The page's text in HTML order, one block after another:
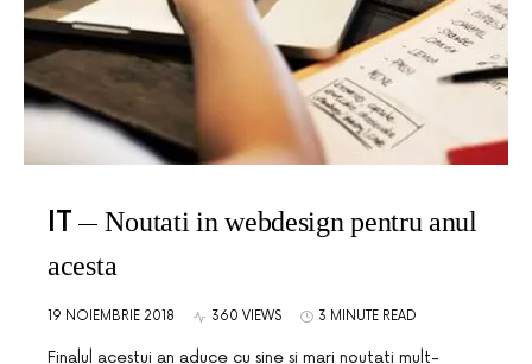
IT
Noutati in webdesign pentru anul
acesta
19 NOIEMBRIE 2018 360 VIEWS 3 MINUTE READ
Finalul acestui an aduce cu sine si mari noutati mult-